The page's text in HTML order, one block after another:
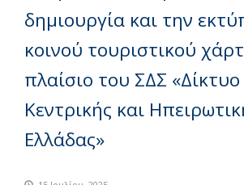
δημιουργία και την
κοινού τουριστικού
πλαίσιο του ΣΔΣ
Κεντρικής και
Ελλάδας»